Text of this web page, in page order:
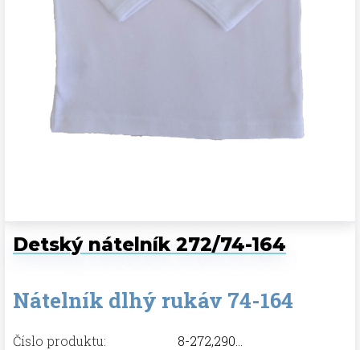
Detský nátelník 272/74-164
Nátelník dlhý rukáv 74-164
Číslo produktu:
8-272,290...